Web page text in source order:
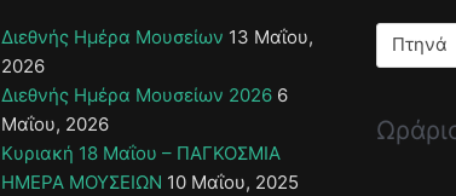
Διεθνής Ημέρα Μουσείων 13 Μαΐου,
2026
Διεθνής Ημέρα Μουσείων 2026 6
Μαΐου, 2026
Κυριακή 18 Μαΐου – ΠΑΓΚΟΣΜΙΑ
ΗΜΕΡΑ ΜΟΥΣΕΙΩΝ 10 Μαΐου, 2025
Πτηνά